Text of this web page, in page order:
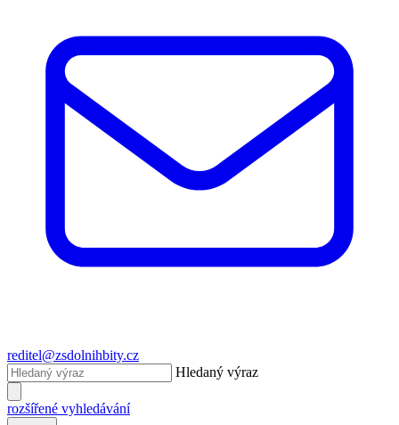
reditel@zsdolnihbity.cz
Hledaný výraz
rozšířené vyhledávání